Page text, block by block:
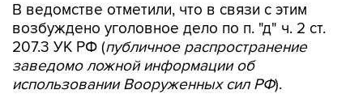
В ведомстве отметили, что в связи с этим
возбуждено уголовное дело по п. "д" ч. 2 ст.
207.3 УК РФ (публичное распространение
заведомо ложной информации об
использовании Вооруженных сил РФ).